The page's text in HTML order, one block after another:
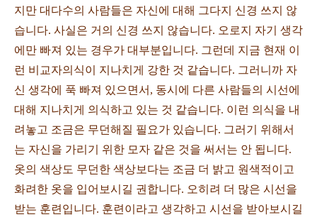
지만 대다수의 사람들은 자신에 대해 그다지 신경 쓰지 않
습니다. 사실은 거의 신경 쓰지 않습니다. 오로지 자기 생각
에만 빠져 있는 경우가 대부분입니다. 그런데 지금 현재 이
런 비교자의식이 지나치게 강한 것 같습니다. 그러니까 자
신 생각에 푹 빠져 있으면서, 동시에 다른 사람들의 시선에
대해 지나치게 의식하고 있는 것 같습니다. 이런 의식을 내
려놓고 조금은 무던해질 필요가 있습니다. 그러기 위해서
는 자신을 가리기 위한 모자 같은 것을 써서는 안 됩니다.
옷의 색상도 무던한 색상보다는 조금 더 밝고 원색적이고
화려한 옷을 입어보시길 권합니다. 오히려 더 많은 시선을
받는 훈련입니다. 훈련이라고 생각하고 시선을 받아보시길